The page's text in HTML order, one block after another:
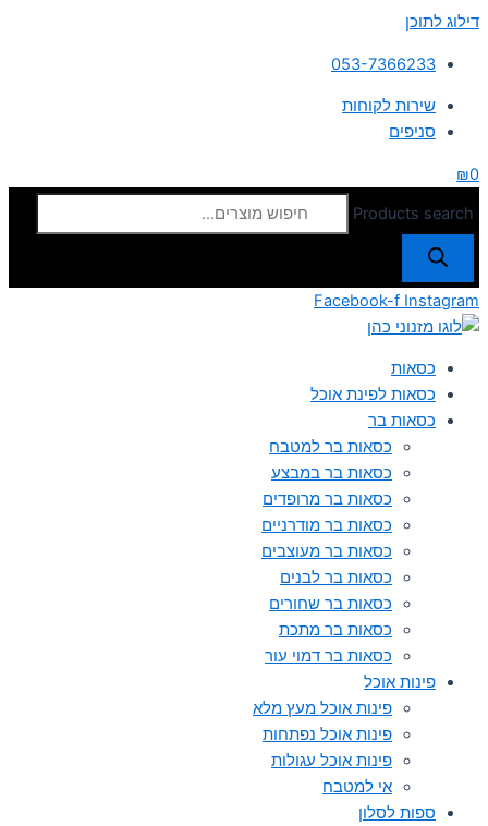
דילוג לתוכן
053-7366233
שירות לקוחות
סניפים
₪0
Products search
Facebook-f Instagram
כסאות
כסאות לפינת אוכל
כסאות בר
כסאות בר למטבח
כסאות בר במבצע
כסאות בר מרופדים
כסאות בר מודרניים
כסאות בר מעוצבים
כסאות בר לבנים
כסאות בר שחורים
כסאות בר מתכת
כסאות בר דמוי עור
פינות אוכל
פינות אוכל מעץ מלא
פינות אוכל נפתחות
פינות אוכל עגולות
אי למטבח
ספות לסלון